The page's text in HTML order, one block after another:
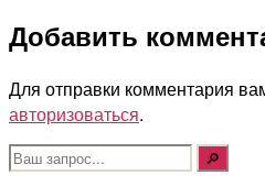
Добавить
Для отправки комментария
авторизоваться.
Поиск: